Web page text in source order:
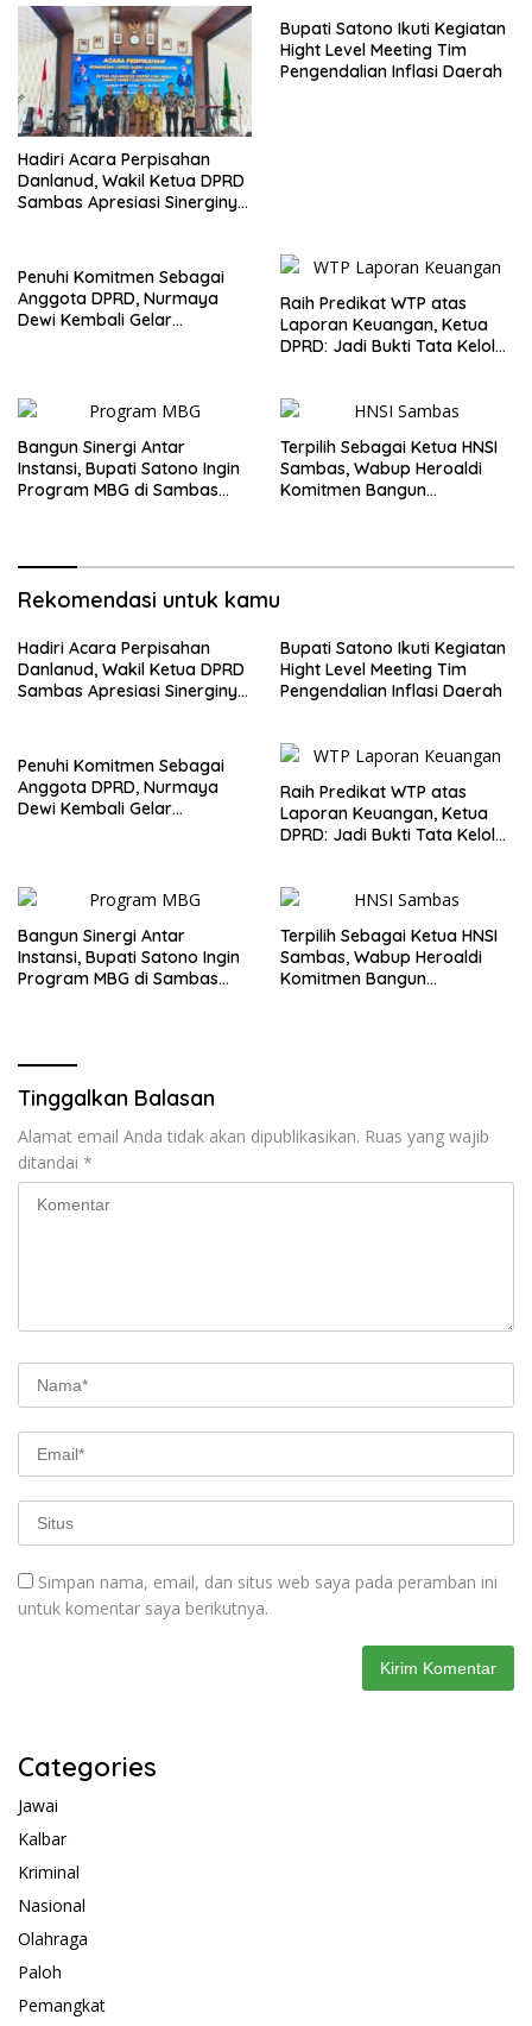
Hadiri Acara Perpisahan
Danlanud, Wakil Ketua DPRD
Sambas Apresiasi Sinerginya
Bupati Satono Ikuti Kegiatan
Hight Level Meeting Tim
Pengendalian Inflasi Daerah
Penuhi Komitmen Sebagai
Anggota DPRD, Nurmaya
Dewi Kembali Gelar
Raih Predikat WTP atas
Laporan Keuangan, Ketua
DPRD: Jadi Bukti Tata Kelola
Bangun Sinergi Antar
Instansi, Bupati Satono Ingin
Program MBG di Sambas
Terpilih Sebagai Ketua HNSI
Sambas, Wabup Heroaldi
Komitmen Bangun
Rekomendasi untuk kamu
Hadiri Acara Perpisahan
Danlanud, Wakil Ketua DPRD
Sambas Apresiasi Sinerginya
Bupati Satono Ikuti Kegiatan
Hight Level Meeting Tim
Pengendalian Inflasi Daerah
Penuhi Komitmen Sebagai
Anggota DPRD, Nurmaya
Dewi Kembali Gelar
Raih Predikat WTP atas
Laporan Keuangan, Ketua
DPRD: Jadi Bukti Tata Kelola
Bangun Sinergi Antar
Instansi, Bupati Satono Ingin
Program MBG di Sambas
Terpilih Sebagai Ketua HNSI
Sambas, Wabup Heroaldi
Komitmen Bangun
Tinggalkan Balasan
Alamat email Anda tidak akan dipublikasikan. Ruas yang wajib
ditandai *
Simpan nama, email, dan situs web saya pada peramban ini
untuk komentar saya berikutnya.
Categories
Jawai
Kalbar
Kriminal
Nasional
Olahraga
Paloh
Pemangkat